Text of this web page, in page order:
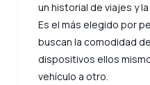
un historial de viajes y
Es el más elegido por
buscan la comodidad
dispositivos ellos
vehículo a otro.